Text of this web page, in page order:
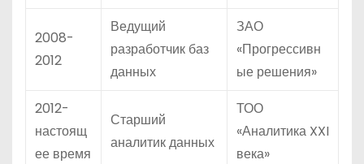
2008-
2012
Ведущий
разработчик баз
данных
ЗАО
«Прогрессивн
ые решения»
2012-
настоящ
ее время
Старший
аналитик данных
ТОО
«Аналитика XXI
века»